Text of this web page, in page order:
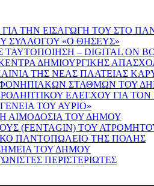
ΕΙΣΑΓΩΓΗ ΤΟΥ ΣΤΟ
ΣΥΛΛΟΓΟΥ «Ο ΘΗΣΕΥΣ»
– DIGITAL ON
ΔΗΜΙΟΥΡΓΙΚΗΣ
ΤΗΣ ΝΕΑΣ ΠΛΑΤΕΙΑΣ
ΣΤΑΘΜΩΝ ΤΟΥ
ΕΛΕΓΧΟΥ ΓΙΑ
ΤΟΥ ΑΥΡΙΟ»
ΑΙΜΟΔΟΣΙΑ ΤΟΥ ΔΗΜΟΥ
(FENTAGIN) ΤΟΥ
ΠΑΝΤΟΠΩΛΕΙΟ ΤΗΣ ΠΟΛΗΣ
ΤΟΥ ΔΗΜΟΥ
ΠΕΡΙΣΤΕΡΙΩΤΕΣ